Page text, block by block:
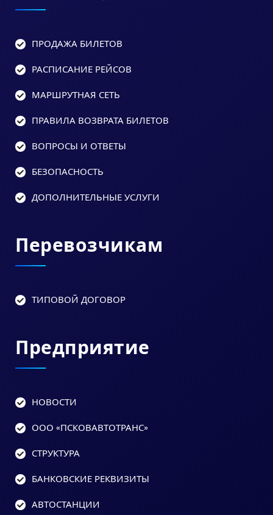
ПРОДАЖА БИЛЕТОВ
РАСПИСАНИЕ РЕЙСОВ
МАРШРУТНАЯ СЕТЬ
ПРАВИЛА ВОЗВРАТА БИЛЕТОВ
ВОПРОСЫ И ОТВЕТЫ
БЕЗОПАСНОСТЬ
ДОПОЛНИТЕЛЬНЫЕ УСЛУГИ
Перевозчикам
ТИПОВОЙ ДОГОВОР
Предприятие
НОВОСТИ
ООО «ПСКОВАВТОТРАНС»
СТРУКТУРА
БАНКОВСКИЕ РЕКВИЗИТЫ
АВТОСТАНЦИИ